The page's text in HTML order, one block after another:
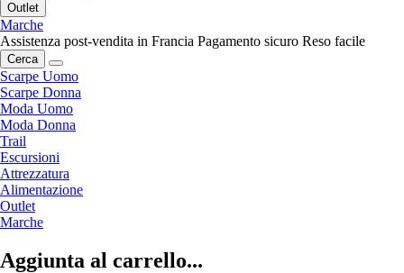
Outlet
Marche
Assistenza post-vendita in Francia Pagamento sicuro Reso facile
Cerca
Scarpe Uomo
Scarpe Donna
Moda Uomo
Moda Donna
Trail
Escursioni
Attrezzatura
Alimentazione
Outlet
Marche
Aggiunta al carrello...